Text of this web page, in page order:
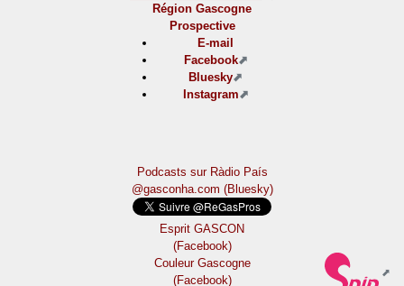
Région Gascogne
Prospective
E-mail
Facebook
Bluesky
Instagram
Podcasts sur Ràdio País
@gasconha.com (Bluesky)
Esprit GASCON
(Facebook)
Couleur Gascogne
(Facebook)